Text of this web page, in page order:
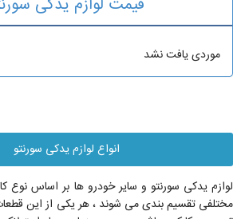
موردی یافت نشد
انواع لوازم یدکی سورنتو
لوازم یدکی سورنتو و سایر خودرو ها بر اساس نوع
مختلفی تقسیم بندی می شوند ، هر یکی از این